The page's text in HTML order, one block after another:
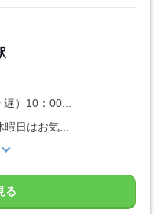
）10：00...
日はお気...
る